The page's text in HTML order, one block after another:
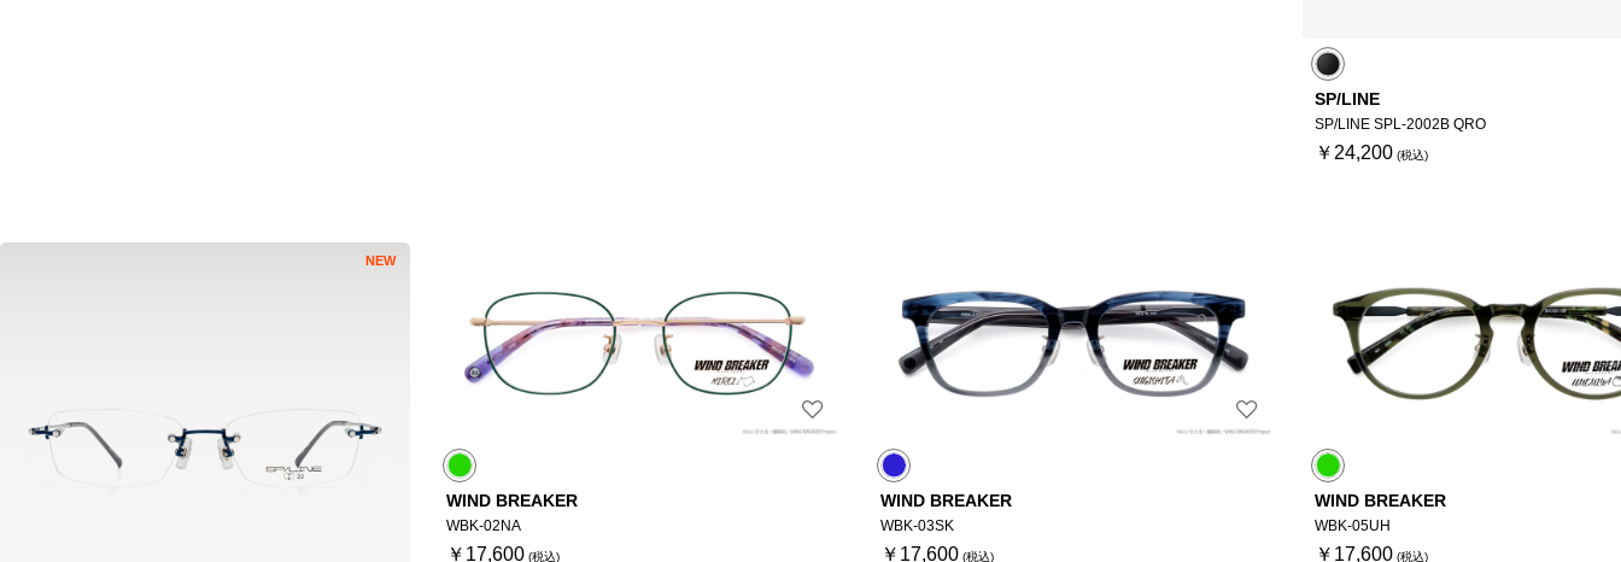
SP/LINE
SP/LINE SPL-2002B QRO
￥24,200
NEW
WIND BREAKER
WBK-02NA
￥17,600
WIND BREAKER
WBK-03SK
￥17,600
WIND BREAKER
WBK-05UH
￥17,600